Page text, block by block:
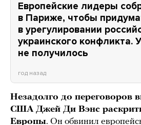
Европейские лидеры
в Париже, чтобы
в урегулировании
украинского конфликта.
не получилось
год назад
Незадолго до переговоров
США Джей Ди Вэнс
Европы. Он обвинил